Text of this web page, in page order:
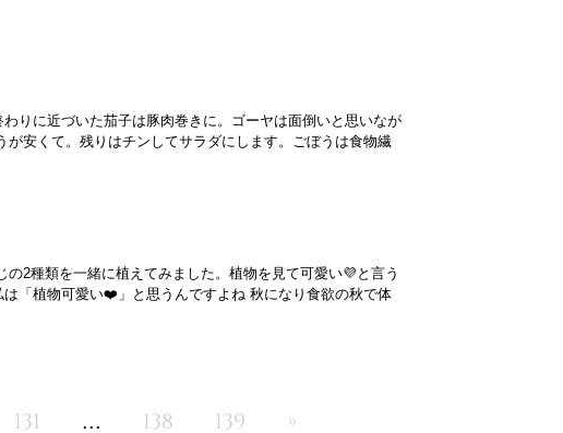
りに近づいた茄子は豚肉巻きに。ゴーヤは面倒いと思いなが
安くて。残りはチンしてサラダにします。ごぼうは食物繊
2種類を一緒に植えてみました。植物を見て可愛い💜と言う
「植物可愛い❤️」と思うんですよね 秋になり食欲の秋で体
131 ... 138 139 »